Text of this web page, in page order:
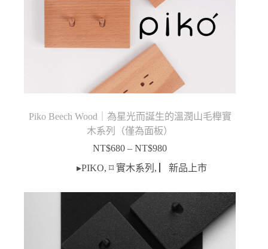
Piko Beech Wood｜為星光而誕生的溫潤山毛櫸實
木系列（僅為面板）
NT$680 – NT$980價
格
圍：
NT$680
到
NT$980
▸PIKO,⌑ 實木系列 , ▏新品上市